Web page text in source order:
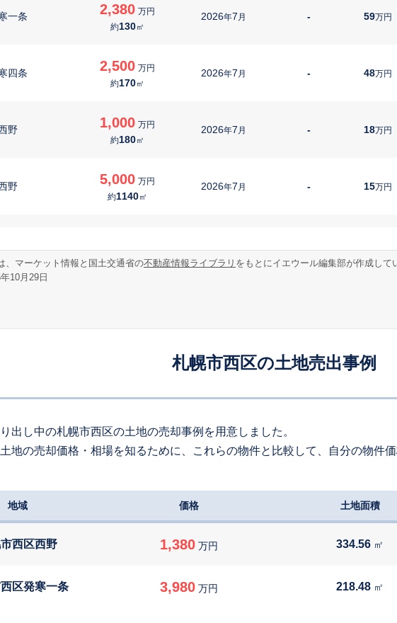
一条 2,380 万円
約130㎡
2026年7 月 - 59万円
四条 2,500 万円
約170㎡
2026年7 月 - 48万円
野 1,000 万円
約180㎡
2026年7 月 - 18万円
野 5,000 万円
約1140㎡
2026年7 月 - 15万円
200
2026年7月 - 30万円
㎡
の手 5,350 万円
2026 6 - 61
町南 2026 50 万円
、マーケット情報と国土交通省の不動産情報ライブラリ をもとにイエウール編集部が作成して
10月29日
札幌市西区の土地売出事例
出し中の札幌市西区の土地の売却事例を用意しました。
地の売却価格・相場を知るために、これらの物件と比較して、自分の物件
地域 価格 土地面積
西区西野 1,380 万円 334.56 ㎡
区発寒一条 3,980 万円 218.48 ㎡